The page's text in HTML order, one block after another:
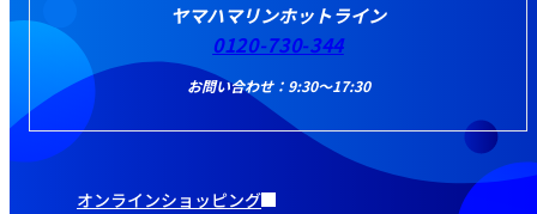
ヤマハマリンホットライン
0120-730-344
お問い合わせ：9:30～17:30
オンラインショッピング